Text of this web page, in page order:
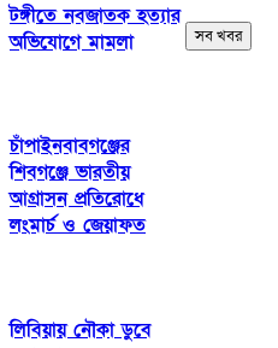
টঙ্গীতে নবজাতক হত্যার
অভিযোগে মামলা
চাঁপাইনবাবগঞ্জের
শিবগঞ্জে ভারতীয়
আগ্রাসন প্রতিরোধে
লংমার্চ ও জেয়াফত
লিবিয়ায় নৌকা ডুবে
সব খবর